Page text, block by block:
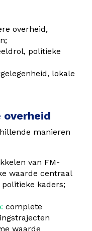
overheid,
politieke
lokale
overheid
manieren
van FM-
waarde centraal
kaders;
: complete
waarde